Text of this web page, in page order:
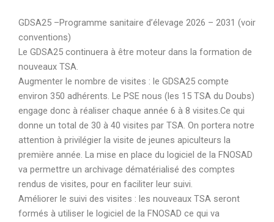
GDSA25 –Programme sanitaire d’élevage 2026 – 2031 (voir
conventions)
Le GDSA25 continuera à être moteur dans la formation de
nouveaux TSA.
Augmenter le nombre de visites : le GDSA25 compte
environ 350 adhérents. Le PSE nous (les 15 TSA du Doubs)
engage donc à réaliser chaque année 6 à 8 visites.Ce qui
donne un total de 30 à 40 visites par TSA. On portera notre
attention à privilégier la visite de jeunes apiculteurs la
première année. La mise en place du logiciel de la FNOSAD
va permettre un archivage dématérialisé des comptes
rendus de visites, pour en faciliter leur suivi.
Améliorer le suivi des visites : les nouveaux TSA seront
formés à utiliser le logiciel de la FNOSAD ce qui va